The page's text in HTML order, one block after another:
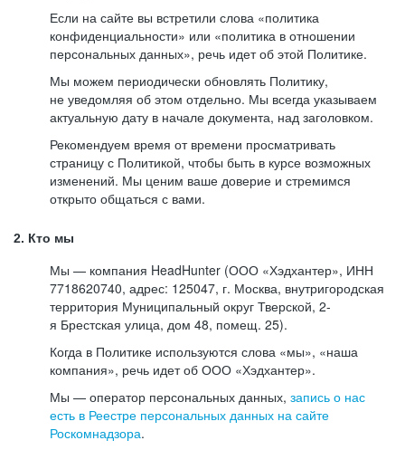
Если на сайте вы встретили слова «политика
конфиденциальности» или «политика в отношении
персональных данных», речь идет об этой Политике.
Мы можем периодически обновлять Политику,
не уведомляя об этом отдельно. Мы всегда указываем
актуальную дату в начале документа, над заголовком.
Рекомендуем время от времени просматривать
страницу с Политикой, чтобы быть в курсе возможных
изменений. Мы ценим ваше доверие и стремимся
открыто общаться с вами.
2. Кто мы
Мы — компания HeadHunter (ООО «Хэдхантер», ИНН
7718620740, адрес: 125047, г. Москва, внутригородская
территория Муниципальный округ Тверской, 2-
я Брестская улица, дом 48, помещ. 25).
Когда в Политике используются слова «мы», «наша
компания», речь идет об ООО «Хэдхантер».
Мы — оператор персональных данных, запись о нас
есть в Реестре персональных данных на сайте
Роскомнадзора.